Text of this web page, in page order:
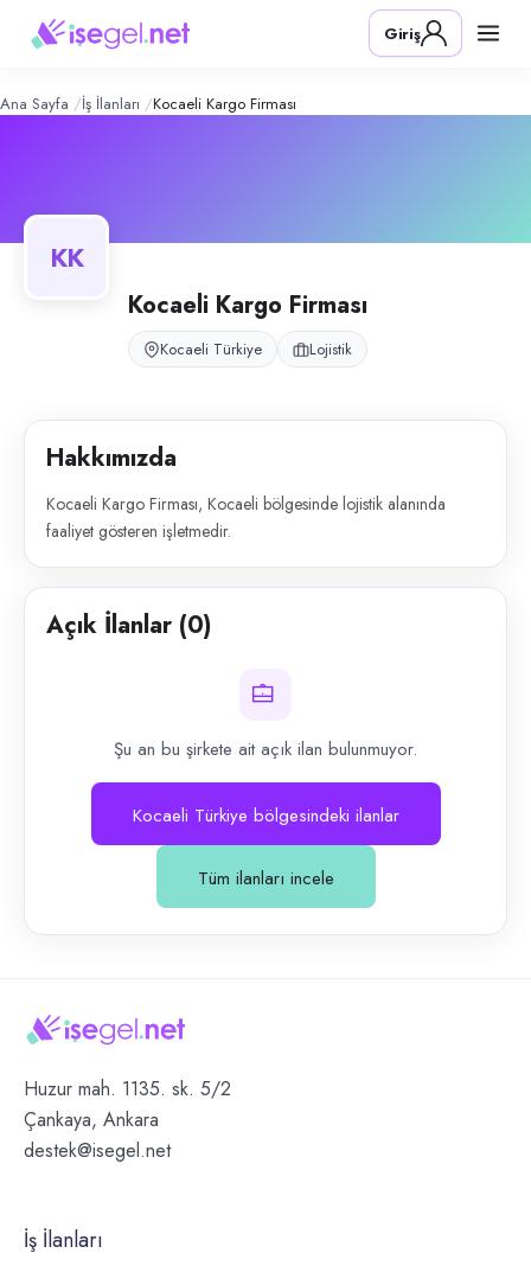
Kargo Firması – Şirket Profili
Konum:
Kocaeli Kargo Firması, Kocaeli bölgesinde lojistik alanında faaliyet
Giriş
Ana Sayfa İş İlanları Kocaeli Kargo Firması
KK
Kocaeli Kargo Firması
Kocaeli Türkiye Lojistik
Hakkımızda
Kocaeli Kargo Firması, Kocaeli bölgesinde lojistik alanında
faaliyet gösteren işletmedir.
Açık İlanlar (0)
Şu an bu şirkete ait açık ilan bulunmuyor.
Kocaeli Türkiye bölgesindeki ilanlar
Tüm ilanları incele
Huzur mah. 1135. sk. 5/2
Çankaya, Ankara
destek@isegel.net
İş İlanları